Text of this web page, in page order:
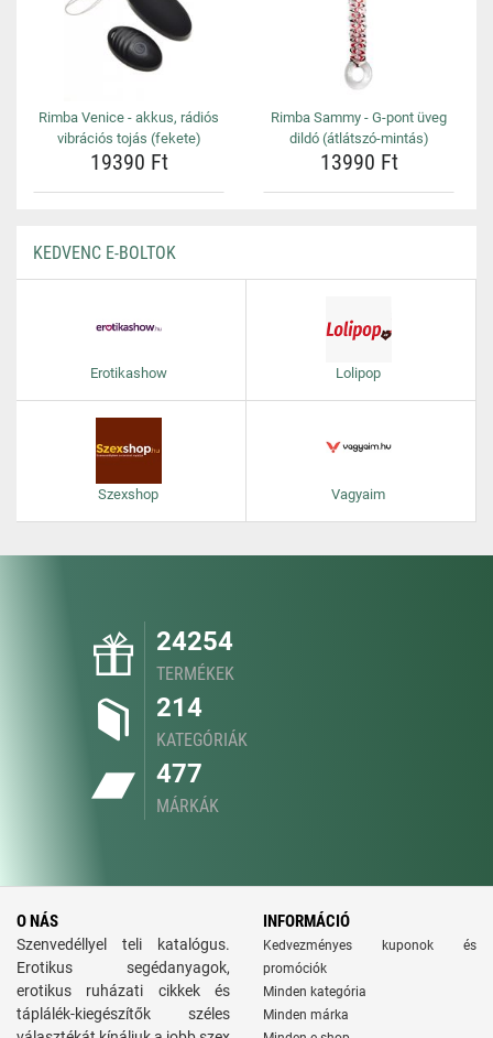
Rimba Venice - akkus, rádiós
vibrációs tojás (fekete)
19390 Ft
Rimba Sammy - G-pont üveg
dildó (átlátszó-mintás)
13990 Ft
KEDVENC E-BOLTOK
Erotikashow Lolipop
Szexshop Vagyaim
24254
TERMÉKEK
214
KATEGÓRIÁK
477
MÁRKÁK
O NÁS
Szenvedéllyel teli katalógus.
Erotikus segédanyagok,
erotikus ruházati cikkek és
táplálék-kiegészítők széles
INFORMÁCIÓ
Kedvezményes kuponok és
promóciók
Minden kategória
Minden márka